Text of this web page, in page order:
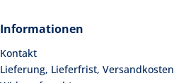
Informationen
Kontakt
Lieferung, Lieferfrist, Versandkosten